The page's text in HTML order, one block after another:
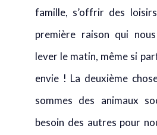
famille, s’offrir des
première raison qui
lever le matin, même si
envie ! La deuxième
sommes des animaux
besoin des autres pour